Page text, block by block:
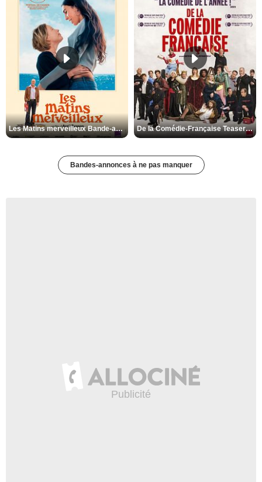
Les Matins merveilleux Bande-annonce VF De la Comédie-Française Teaser VF
Bandes-annonces à ne pas manquer